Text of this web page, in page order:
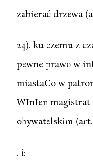
zabierać drzewa
24). ku czemu z
pewne prawo w
miastaCo w
WInIen magistrat
obywatelskim (art.
. i: